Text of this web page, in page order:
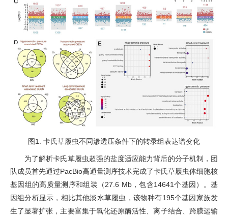
图1 卡氏草履虫不同渗透压条件下的转录组表达谱变化
为了解析卡氏草履虫超强的盐度适应能力背后的分子机制，团
队成员首先通过PacBio高通量测序技术完成了卡氏草履虫体细胞核
基因组的高质量测序和组装（27.6 Mb，包含14641个基因 ） 。基
因组分析显示 ， 相比其他淡水草履虫 ，该物种有195个基因家族发
生了显著扩张，主要富集于氧化还原酶活性、离子结合、跨膜运输